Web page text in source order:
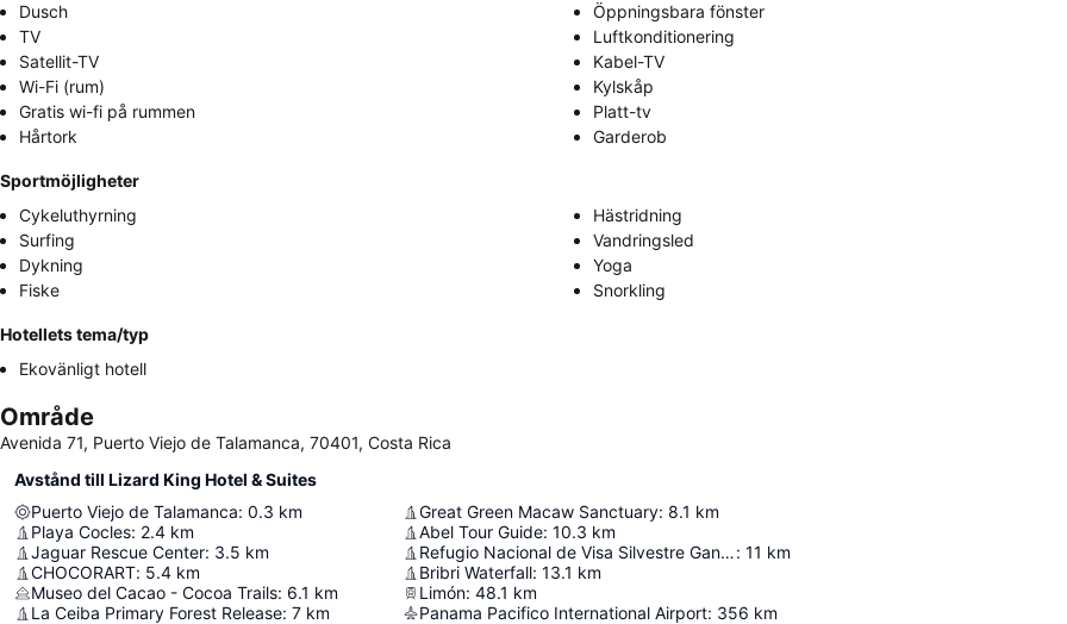
Dusch
Öppningsbara fönster
TV
Luftkonditionering
Satellit-TV
Kabel-TV
Wi-Fi (rum)
Kylskåp
Gratis wi-fi på rummen
Platt-tv
Hårtork
Garderob
Sportmöjligheter
Cykeluthyrning
Hästridning
Surfing
Vandringsled
Dykning
Yoga
Fiske
Snorkling
Hotellets tema/typ
Ekovänligt hotell
Område
Avenida 71, Puerto Viejo de Talamanca, 70401, Costa Rica
Avstånd till Lizard King Hotel & Suites
Puerto Viejo de Talamanca: 0.3 km
Playa Cocles: 2.4 km
Jaguar Rescue Center: 3.5 km
CHOCORART: 5.4 km
Museo del Cacao - Cocoa Trails: 6.1 km
La Ceiba Primary Forest Release: 7 km
Great Green Macaw Sanctuary: 8.1 km
Abel Tour Guide: 10.3 km
Refugio Nacional de Visa Silvestre Gandoca-Manzanillo: 11 km
Bribri Waterfall: 13.1 km
Limón: 48.1 km
Panama Pacifico International Airport: 356 km